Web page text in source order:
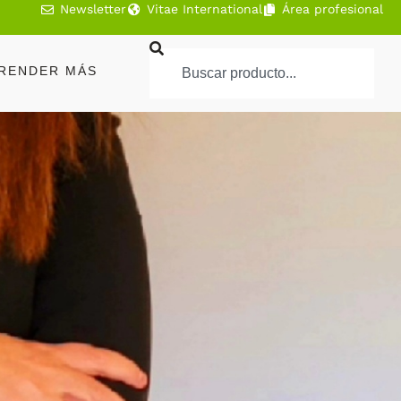
Newsletter Vitae International Área profesional
MÁS